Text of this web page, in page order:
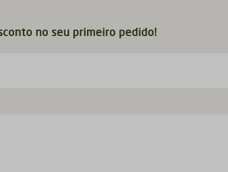
no seu primeiro pedido!